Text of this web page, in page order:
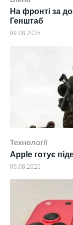
На фронті за
Генштаб
09.08.2026
Технології
Apple готує
09.08.2026